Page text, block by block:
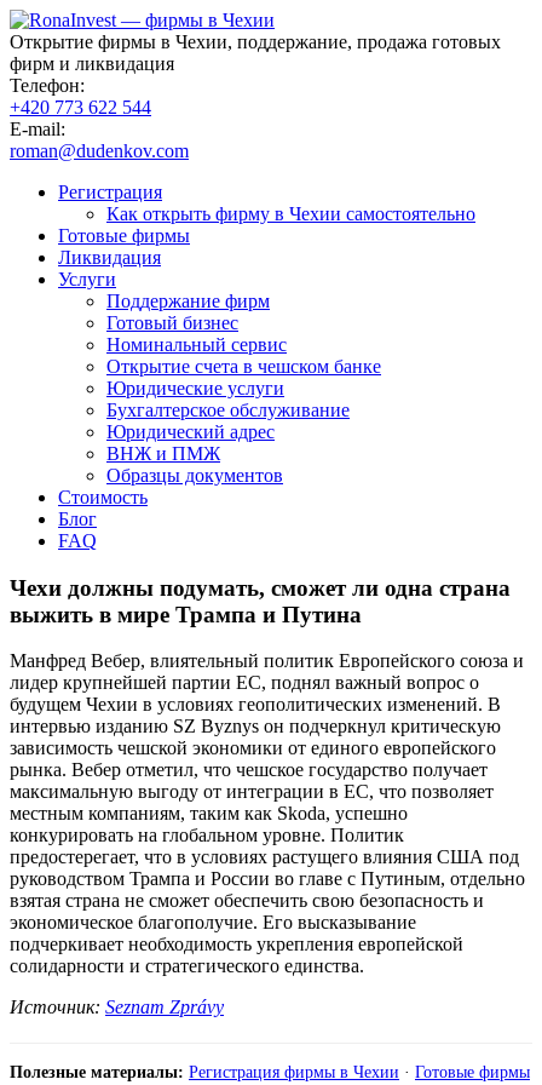
Открытие фирмы в Чехии, поддержание, продажа готовых
фирм и ликвидация
Телефон:
+420 773 622 544
E-mail:
roman@dudenkov.com
Регистрация
Как открыть фирму в Чехии самостоятельно
Готовые фирмы
Ликвидация
Услуги
Поддержание фирм
Готовый бизнес
Номинальный сервис
Открытие счета в чешском банке
Юридические услуги
Бухгалтерское обслуживание
Юридический адрес
ВНЖ и ПМЖ
Образцы документов
Стоимость
Блог
FAQ
Чехи должны подумать, сможет ли одна страна
выжить в мире Трампа и Путина
Манфред Вебер, влиятельный политик Европейского союза и
лидер крупнейшей партии ЕС, поднял важный вопрос о
будущем Чехии в условиях геополитических изменений. В
интервью изданию SZ Byznys он подчеркнул критическую
зависимость чешской экономики от единого европейского
рынка. Вебер отметил, что чешское государство получает
максимальную выгоду от интеграции в ЕС, что позволяет
местным компаниям, таким как Skoda, успешно
конкурировать на глобальном уровне. Политик
предостерегает, что в условиях растущего влияния США под
руководством Трампа и России во главе с Путиным, отдельно
взятая страна не сможет обеспечить свою безопасность и
экономическое благополучие. Его высказывание
подчеркивает необходимость укрепления европейской
солидарности и стратегического единства.
Источник: Seznam Zprávy
Полезные материалы: Регистрация фирмы в Чехии · Готовые фирмы